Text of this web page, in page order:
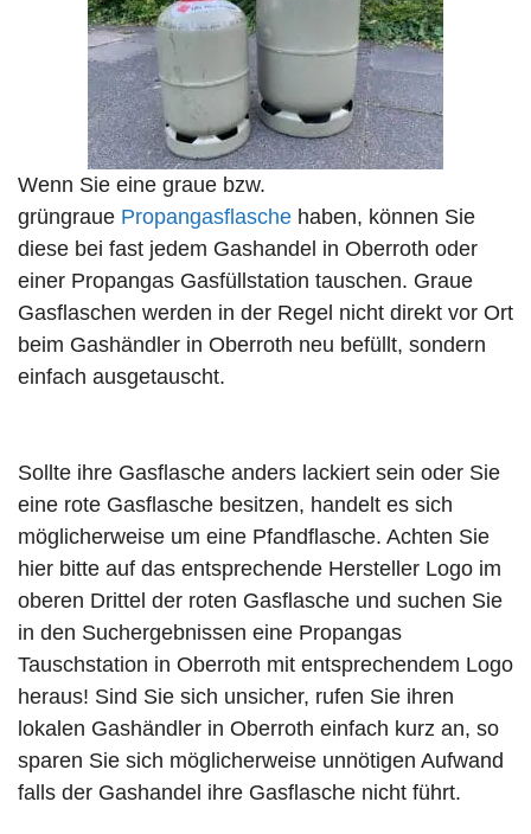
Wenn Sie eine graue bzw.
grüngraue Propangasflasche haben, können Sie
diese bei fast jedem Gashandel in Oberroth oder
einer Propangas Gasfüllstation tauschen. Graue
Gasflaschen werden in der Regel nicht direkt vor Ort
beim Gashändler in Oberroth neu befüllt, sondern
einfach ausgetauscht.
Sollte ihre Gasflasche anders lackiert sein oder Sie
eine rote Gasflasche besitzen, handelt es sich
möglicherweise um eine Pfandflasche. Achten Sie
hier bitte auf das entsprechende Hersteller Logo im
oberen Drittel der roten Gasflasche und suchen Sie
in den Suchergebnissen eine Propangas
Tauschstation in Oberroth mit entsprechendem Logo
heraus! Sind Sie sich unsicher, rufen Sie ihren
lokalen Gashändler in Oberroth einfach kurz an, so
sparen Sie sich möglicherweise unnötigen Aufwand
falls der Gashandel ihre Gasflasche nicht führt.